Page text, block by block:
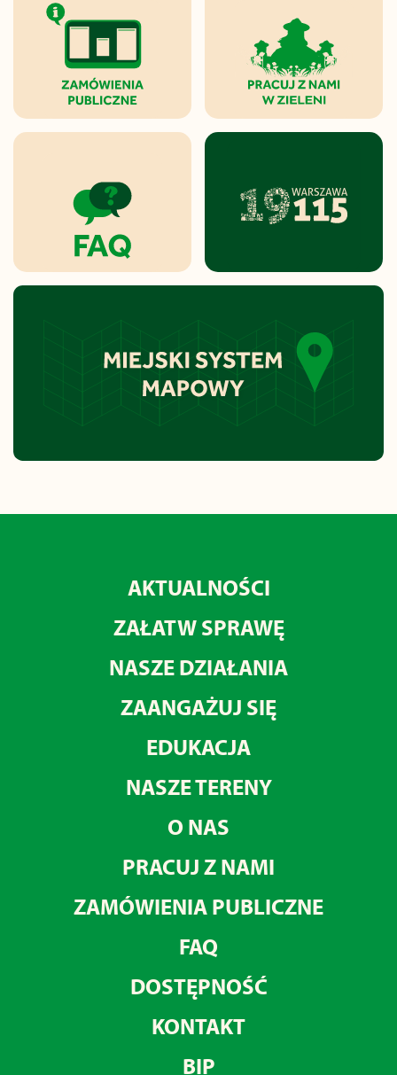
AKTUALNOŚCI
ZAŁATW SPRAWĘ
NASZE DZIAŁANIA
ZAANGAŻUJ SIĘ
EDUKACJA
NASZE TERENY
O NAS
PRACUJ Z NAMI
ZAMÓWIENIA PUBLICZNE
FAQ
DOSTĘPNOŚĆ
KONTAKT
BIP